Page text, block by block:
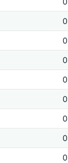
0
0
0
0
0
0
0
0